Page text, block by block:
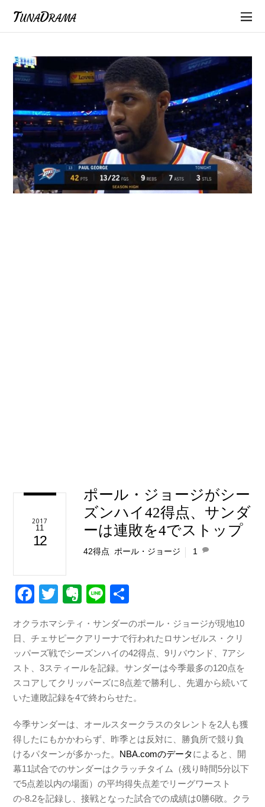
TunaDrama
2017
11
12
ポール・ジョージがシー
ズンハイ42得点、サンダ
ーは連敗を4でストップ
42得点 ,ポール・ジョージ 1
F
c
e
b
o
o
k
T
tt
er
E
er
n
ot
e
Li
e
オクラホマシティ・サンダーのポール・ジョージが現地10
日、チェサピークアリーナで行われたロサンゼルス・クリ
ッパーズ戦でシーズンハイの42得点、9リバウンド、7アシ
スト、3スティールを記録。サンダーは今季最多の120点を
スコアしてクリッパーズに8点差で勝利し、先週から続いて
いた連敗記録を4で終わらせた。
今季サンダーは、オールスタークラスのタレントを2人も獲
得したにもかかわらず、昨季とは反対に、勝負所で競り負
けるパターンが多かった。 NBA.comのデータによると、開
幕11試合でのサンダーはクラッチタイム（残り時間5分以下
で5点差以内の場面）の平均得失点差でリーグワースト
の-8.2を記録し、接戦となった試合での成績は0勝6敗。クラ